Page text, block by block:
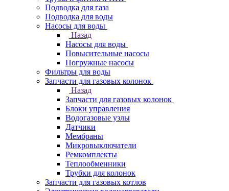
Подводка для газа
Подводка для воды
Насосы для воды
Назад
Насосы для воды
Повысительные насосы
Погружные насосы
Фильтры для воды
Запчасти для газовых колонок
Назад
Запчасти для газовых колонок
Блоки управления
Водогазовые узлы
Датчики
Мембраны
Микровыключатели
Ремкомплекты
Теплообменники
Трубки для колонок
Запчасти для газовых котлов